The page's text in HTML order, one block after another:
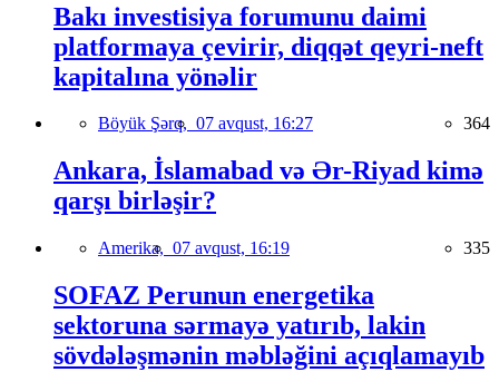
Bakı investisiya forumunu daimi
platformaya çevirir, diqqət qeyri-neft
kapitalına yönəlir
Böyük Şərq, 07 avqust, 16:27 364
Ankara, İslamabad və Ər-Riyad kimə
qarşı birləşir?
Amerika, 07 avqust, 16:19 335
SOFAZ Perunun energetika
sektoruna sərmayə yatırıb, lakin
sövdələşmənin məbləğini açıqlamayıb